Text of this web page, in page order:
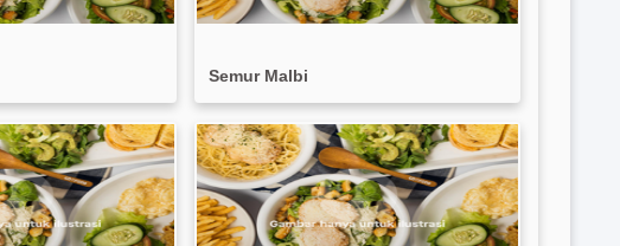
Semur Malbi